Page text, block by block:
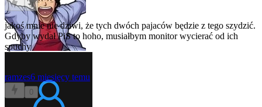
0
jakoś mnie nie dziwi, że tych dwóch pajaców będzie z tego szydzić.
Gdyby wydał PiS to hoho, musiałbym monitor wycierać od ich
spuchy
ramzes6 miesięcy temu
0